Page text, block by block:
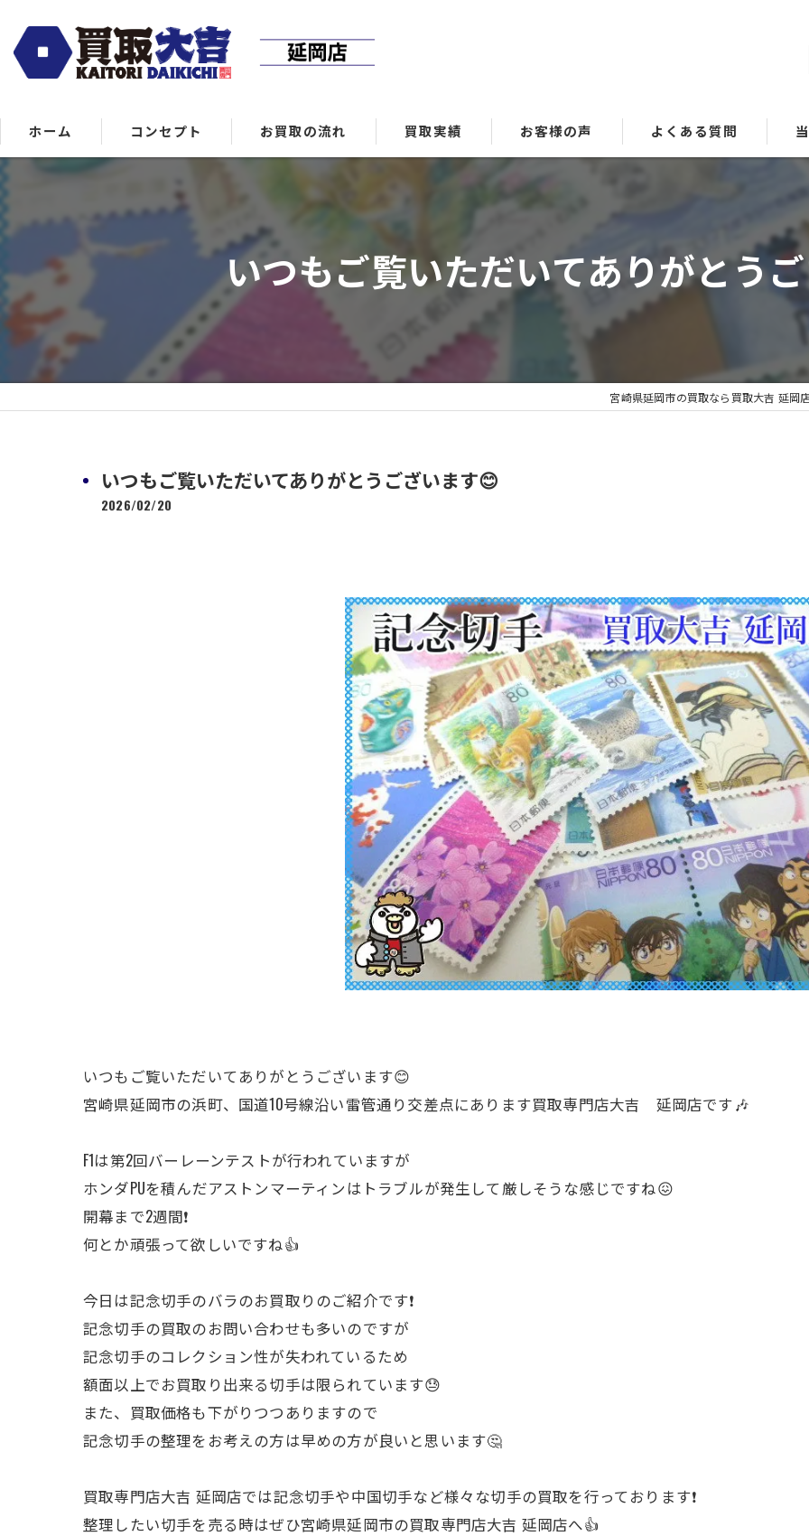
ホーム コンセプト お買取の流れ 買取実績 お客様の声 よくある質問
ブ
時計
金貨
洋酒
いつもご覧いただいてありがとう
宮崎県延岡市の買取なら買取大吉 延岡
いつもご覧いただいてありがとうございます😊
2026/02/20
いつもご覧いただいてありがとうございます😊
宮崎県延岡市の浜町、国道10号線沿い雷管通り交差点にあります買取専門店大吉 延岡店です🎶
F1は第2回バーレーンテストが行われていますが
ホンダPUを積んだアストンマーティンはトラブルが発生して厳しそうな感じですね😖
開幕まで2週間❗
何とか頑張って欲しいですね👍
今日は記念切手のバラのお買取りのご紹介です❗
記念切手の買取のお問い合わせも多いのですが
記念切手のコレクション性が失われているため
額面以上でお買取り出来る切手は限られています😓
また、買取価格も下がりつつありますので
記念切手の整理をお考えの方は早めの方が良いと思います🤔
買取専門店大吉 延岡店では記念切手や中国切手など様々な切手の買取を行っております❗
整理したい切手を売る時はぜひ宮崎県延岡市の買取専門店大吉 延岡店へ👍